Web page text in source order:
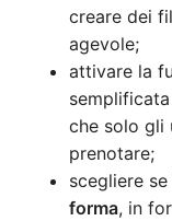
creare dei
agevole;
attivare la
che solo gli
prenotare;
scegliere
forma, in